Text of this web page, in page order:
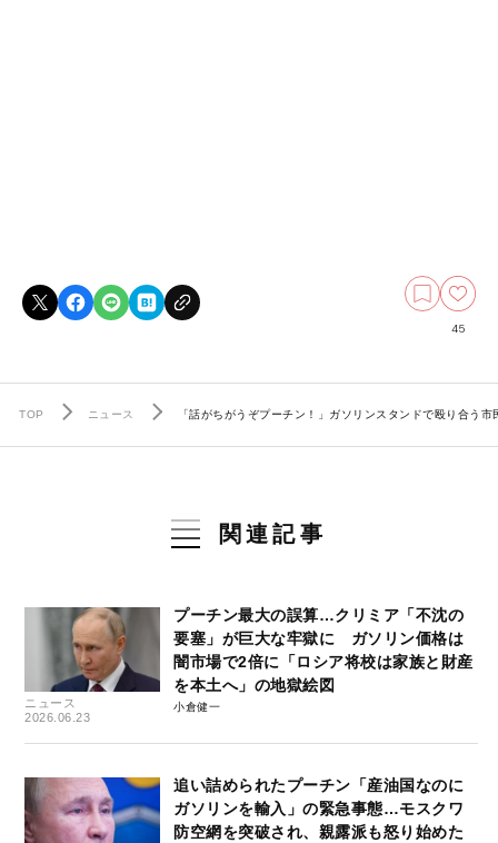
45
TOP ニュース 「話がちがうぞプーチン！」ガソリンスタンドで殴り合う
関連記事
ニュース
2026.06.23
プーチン最大の誤算…クリミア「不沈の
要塞」が巨大な牢獄に ガソリン価格は
闇市場で2倍に「ロシア将校は家族と財産
を本土へ」の地獄絵図
小倉健一
追い詰められたプーチン「産油国なのに
ガソリンを輸入」の緊急事態…モスクワ
防空網を突破され、親露派も怒り始めた